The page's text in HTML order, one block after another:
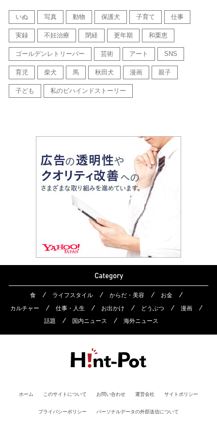
いぬ 写真 動物 保護犬 子育て 仕事
実録 不妊治療 閉経 更年期 和栗恵
ゴールデンレトリーバー 芸術 アート SNS
育児 柴犬 馬 秋田犬 漫画 親子
子ども 私のビハインドストーリー
Category
食 ライフスタイル からだ・美容
お金
カルチャー
仕事・人生 お出かけ どうぶつ
漫画
話題
国内ニュース 海外ニュース
ホーム このサイトについて お問い合わせ 運営会社 サイトポリシー
プライバシーポリシー パーソナルデータの外部送信について